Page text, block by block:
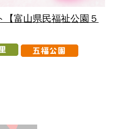
富山県民福祉公園５